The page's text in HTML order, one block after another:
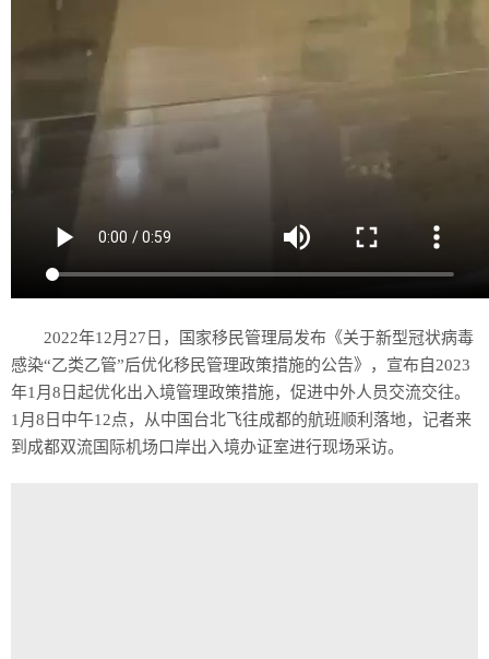
2022年12月27日，国家移民管理局发布《关于新型冠状病毒
感染“乙类乙管”后优化移民管理政策措施的公告》，宣布自2023
年1月8日起优化出入境管理政策措施，促进中外人员交流交往。
1月8日中午12点，从中国台北飞往成都的航班顺利落地，记者来
到成都双流国际机场口岸出入境办证室进行现场采访。